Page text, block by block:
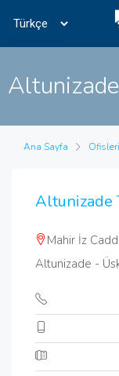
Ana Sayfa
Altunizade
Mahir İz
Altunizade -